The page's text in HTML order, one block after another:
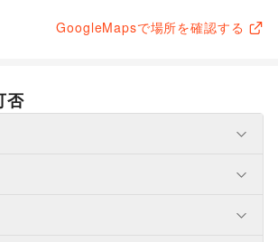
GoogleMapsで場所を確認する
否